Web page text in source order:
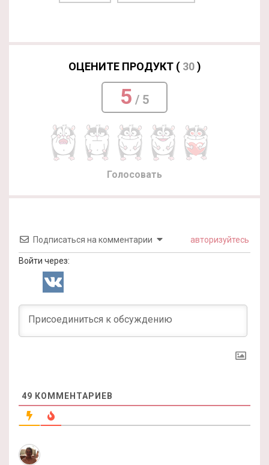
ОЦЕНИТЕ ПРОДУКТ ( 30)
5 / 5
Голосовать
Подписаться на комментарии авторизуйтесь
Войти через:
49 КОММЕНТАРИЕВ